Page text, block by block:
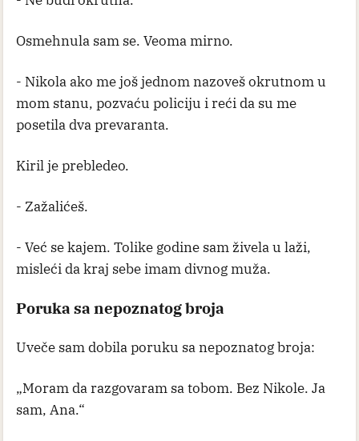
Osmehnula sam se. Veoma mirno.
- Nikola ako me još jednom nazoveš okrutnom u
mom stanu, pozvaću policiju i reći da su me
posetila dva prevaranta.
Kiril je prebledeo.
- Zažalićeš.
- Već se kajem. Tolike godine sam živela u laži,
misleći da kraj sebe imam divnog muža.
Poruka sa nepoznatog broja
Uveče sam dobila poruku sa nepoznatog broja:
„Moram da razgovaram sa tobom. Bez Nikole. Ja
sam, Ana.“